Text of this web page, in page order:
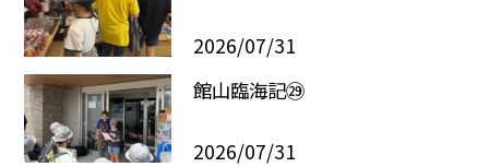
2026/07/31
館山臨海記㉙
2026/07/31